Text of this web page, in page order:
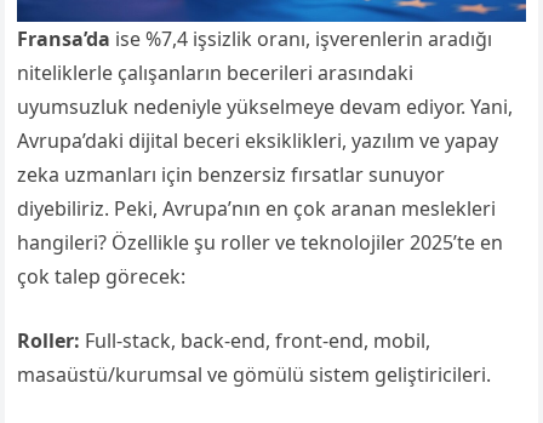
Fransa’da ise %7,4 işsizlik oranı, işverenlerin aradığı
niteliklerle çalışanların becerileri arasındaki
uyumsuzluk nedeniyle yükselmeye devam ediyor. Yani,
Avrupa’daki dijital beceri eksiklikleri, yazılım ve yapay
zeka uzmanları için benzersiz fırsatlar sunuyor
diyebiliriz. Peki, Avrupa’nın en çok aranan meslekleri
hangileri? Özellikle şu roller ve teknolojiler 2025’te en
çok talep görecek:
Roller: Full-stack, back-end, front-end, mobil,
masaüstü/kurumsal ve gömülü sistem geliştiricileri.